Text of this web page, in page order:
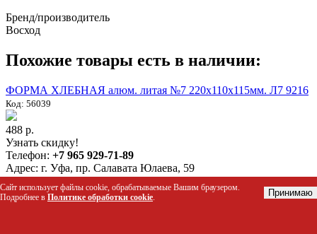
Бренд/производитель
Восход
Похожие товары есть в наличии:
ФОРМА ХЛЕБНАЯ алюм. литая №7 220х110х115мм. Л7 9216
Код: 56039
488 р.
Узнать скидку!
Телефон: +7 965 929-71-89
Адрес: г. Уфа, пр. Салавата Юлаева, 59
Корзина
Личный кабинет
Сайт использует файлы cookie, обрабатываемые Вашим браузером.
Подробнее в Политике обработки cookie. Принимаю